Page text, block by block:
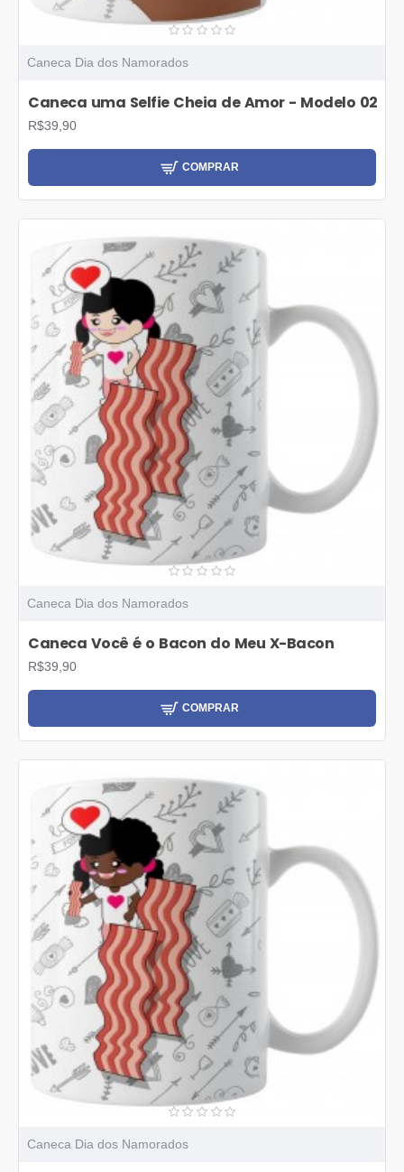
Caneca Dia dos Namorados
Caneca uma Selfie Cheia de Amor - Modelo 02
R$39,90
COMPRAR
Caneca Dia dos Namorados
Caneca Você é o Bacon do Meu X-Bacon
R$39,90
COMPRAR
Caneca Dia dos Namorados